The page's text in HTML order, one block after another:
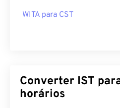
WITA para CST
Converter IST
horários